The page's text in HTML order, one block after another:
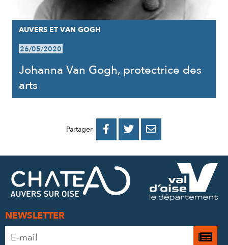
AUVERS ET VAN GOGH
26/05/2020
Johanna Van Gogh, protectrice des
arts
Partager 
PARTAGER
FACEBOOK
PARTAGER
PARTAGER
MAIL
NEWSLETTER
Adresse
Je